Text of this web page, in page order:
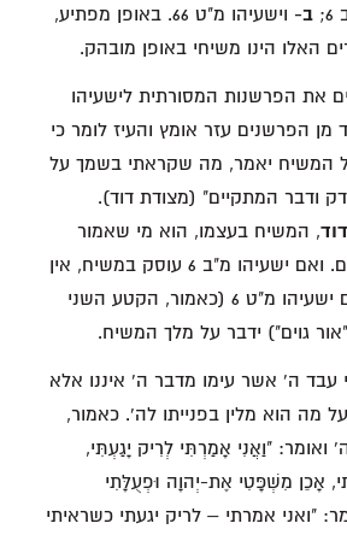
ב-
וישעיהו מ"ט 66. באופן מפתיע,
האלו הינו משיחי באופן מובהק.
את הפרשנות המסורתית לישעיהו
מן הפרשנים עזר אומץ והעיז לומר כי
המשיח יאמר, מה שקראתי בשמך על
ודבר המתקיים" (מצודת דוד).
, המשיח בעצמו, הוא מי שאמור
להאיר את עיני הגויים. ואם ישעיהו מ"ב 6 עוסק במשיח, אין
סיבה לא להניח שגם ישעיהו מ"ט 6 (כאמור, הקטע השני
גוים") ידבר על מלך המשיח.
עבד ה' אשר עימו מדבר ה' איננו אלא
מה הוא מלין בפנייתו לה'. כאמור,
ה' ואומר: "וַאֲנִי אָמַרְתִּי לְרִיק יָגַעְתִּי,
אָכֵן מִשְׁפָּטִי אֶת-יְהוָה וּפְעֻלָּתִי
"ואני אמרתי – לריק יגעתי כשראיתי